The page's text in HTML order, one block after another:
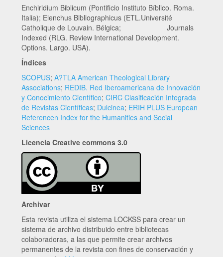
Enchiridium Biblicum (Pontificio Instituto Bíblico. Roma.
Italia); Elenchus Bibliographicus (ETL.Université
Catholique de Louvain. Bélgica; Journals
Indexed (RLG. Review International Development.
Options. Largo. USA).
Índices
SCOPUS; A?TLA American Theological Library
Associations; REDIB. Red Iberoamericana de Innovación
y Conocimiento Científico; CIRC Clasificación Integrada
de Revistas Científicas; Dulcinea; ERIH PLUS European
Referencen Index for the Humanities and Social
Sciences
Licencia Creative commons 3.0
Archivar
Esta revista utiliza el sistema LOCKSS para crear un
sistema de archivo distribuido entre bibliotecas
colaboradoras, a las que permite crear archivos
permanentes de la revista con fines de conservación y